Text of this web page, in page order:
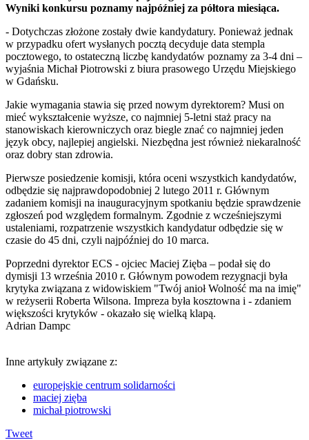
Wyniki konkursu poznamy najpóźniej za półtora miesiąca.
- Dotychczas złożone zostały dwie kandydatury. Ponieważ jednak
w przypadku ofert wysłanych pocztą decyduje data stempla
pocztowego, to ostateczną liczbę kandydatów poznamy za 3-4 dni –
wyjaśnia Michał Piotrowski z biura prasowego Urzędu Miejskiego
w Gdańsku.
Jakie wymagania stawia się przed nowym dyrektorem? Musi on
mieć wykształcenie wyższe, co najmniej 5-letni staż pracy na
stanowiskach kierowniczych oraz biegle znać co najmniej jeden
język obcy, najlepiej angielski. Niezbędna jest również niekaralność
oraz dobry stan zdrowia.
Pierwsze posiedzenie komisji, która oceni wszystkich kandydatów,
odbędzie się najprawdopodobniej 2 lutego 2011 r. Głównym
zadaniem komisji na inauguracyjnym spotkaniu będzie sprawdzenie
zgłoszeń pod względem formalnym. Zgodnie z wcześniejszymi
ustaleniami, rozpatrzenie wszystkich kandydatur odbędzie się w
czasie do 45 dni, czyli najpóźniej do 10 marca.
Poprzedni dyrektor ECS - ojciec Maciej Zięba – podał się do
dymisji 13 września 2010 r. Głównym powodem rezygnacji była
krytyka związana z widowiskiem "Twój anioł Wolność ma na imię"
w reżyserii Roberta Wilsona. Impreza była kosztowna i - zdaniem
większości krytyków - okazało się wielką klapą.
Adrian Dampc
Inne artykuły związane z:
europejskie centrum solidarności
maciej zięba
michał piotrowski
Tweet